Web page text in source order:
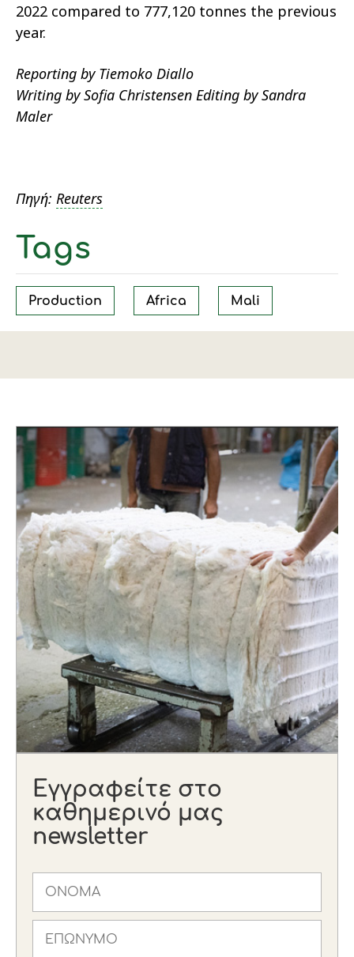
2022 compared to 777,120 tonnes the previous
year.
Reporting by Tiemoko Diallo
Writing by Sofia Christensen Editing by Sandra
Maler
Πηγή: Reuters
Tags
Production Africa Mali
Εγγραφείτε στο
καθημερινό μας
newsletter